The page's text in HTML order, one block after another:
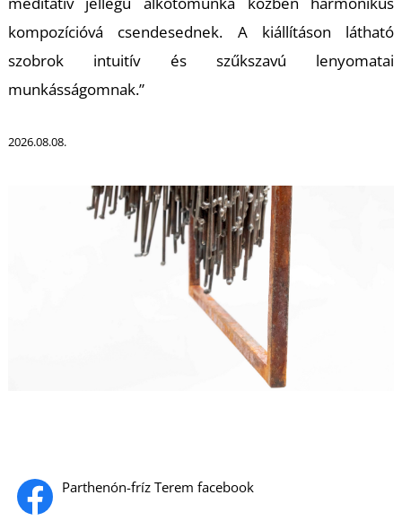
Parthenón-fríz Terem facebook
kompozícióvá csendesednek. A kiállításon látható
szobrok intuitív és szűkszavú lenyomatai
munkásságomnak.”
2026.08.08.